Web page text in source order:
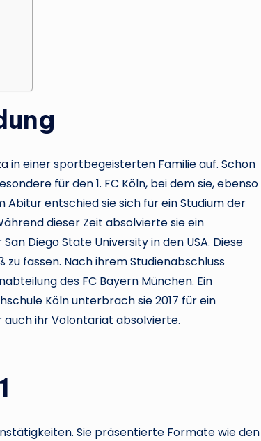
in einer sportbegeisterten Familie auf. Schon
für den 1. FC Köln, bei dem sie, ebenso
Abitur entschied sie sich für ein Studium der
dieser Zeit absolvierte sie ein
Diego State University in den USA. Diese
fassen. Nach ihrem Studienabschluss
des FC Bayern München. Ein
Köln unterbrach sie 2017 für ein
ihr Volontariat absolvierte.
Sie präsentierte Formate wie den